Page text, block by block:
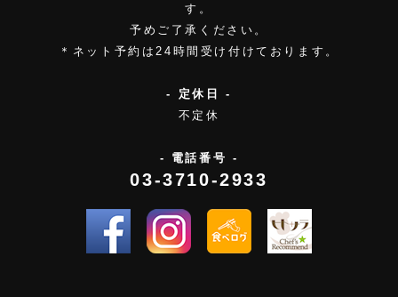
す。
予めご了承ください。
＊ネット予約は24時間受け付けております。
- 定休日 -
不定休
- 電話番号 -
03-3710-2933